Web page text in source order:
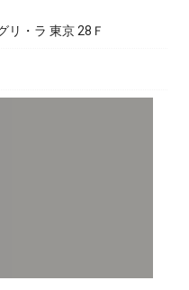
リ・ラ 東京 28Ｆ